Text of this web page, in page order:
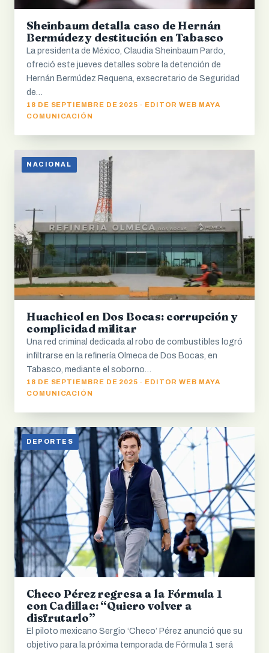
Sheinbaum detalla caso de Hernán
Bermúdez y destitución en Tabasco
La presidenta de México, Claudia Sheinbaum Pardo,
ofreció este jueves detalles sobre la detención de
Hernán Bermúdez Requena, exsecretario de Seguridad
de…
18 DE SEPTIEMBRE DE 2025 · EDITOR WEB MAYA
COMUNICACIÓN
NACIONAL
Huachicol en Dos Bocas: corrupción y
complicidad militar
Una red criminal dedicada al robo de combustibles logró
infiltrarse en la refinería Olmeca de Dos Bocas, en
Tabasco, mediante el soborno…
18 DE SEPTIEMBRE DE 2025 · EDITOR WEB MAYA
COMUNICACIÓN
DEPORTES
Checo Pérez regresa a la Fórmula 1
con Cadillac: “Quiero volver a
disfrutarlo”
El piloto mexicano Sergio ‘Checo’ Pérez anunció que su
objetivo para la próxima temporada de Fórmula 1 será